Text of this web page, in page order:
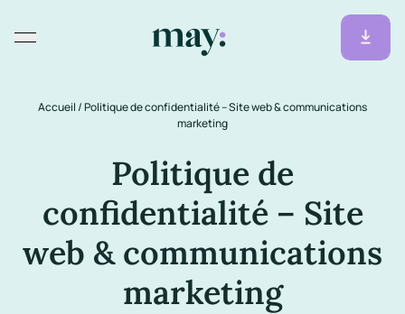
Accueil/Politique de confidentialité – Site web & communications
marketing
Politique de
confidentialité – Site
web & communications
marketing